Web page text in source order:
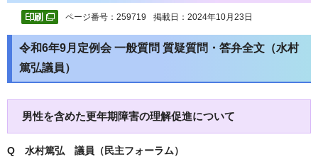
ページ番号：259719 掲載日：2024年10月23日
令和6年9月定例会 一般質問 質疑質問・答弁全文（水村
篤弘議員）
男性を含めた更年期障害の理解促進について
Q 水村篤弘 議員（民主フォーラム）